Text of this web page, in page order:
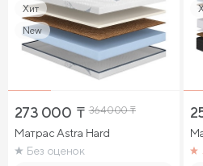
Хит
New
273 000 ₸ 364 000₸
Матрас Astra Hard
Без оценок